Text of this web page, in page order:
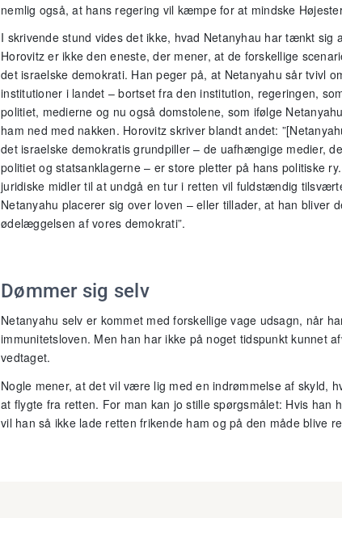
nemlig også, at hans regering vil kæmpe for at mindske
I skrivende stund vides det ikke, hvad Netanyhau har tænkt sig
Horovitz er ikke den eneste, der mener, at de forskellige
det israelske demokrati. Han peger på, at Netanyahu sår tvivl
institutioner i landet – bortset fra den institution, regeringen,
politiet, medierne og nu også domstolene, som ifølge
ham ned med nakken. Horovitz skriver blandt andet:
det israelske demokratis grundpiller – de uafhængige medier,
politiet og statsanklagerne – er store pletter på hans politiske
juridiske midler til at undgå en tur i retten vil fuldstændig
Netanyahu placerer sig over loven – eller tillader, at han bliver
ødelæggelsen af vores demokrati”.
Dømmer sig selv
Netanyahu selv er kommet med forskellige vage udsagn, når
immunitetsloven. Men han har ikke på noget tidspunkt kunnet
vedtaget.
Nogle mener, at det vil være lig med en indrømmelse af skyld,
at flygte fra retten. For man kan jo stille spørgsmålet: Hvis han
vil han så ikke lade retten frikende ham og på den måde blive